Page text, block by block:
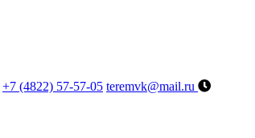
+7 (4822) 57-57-05 teremvk@mail.ru